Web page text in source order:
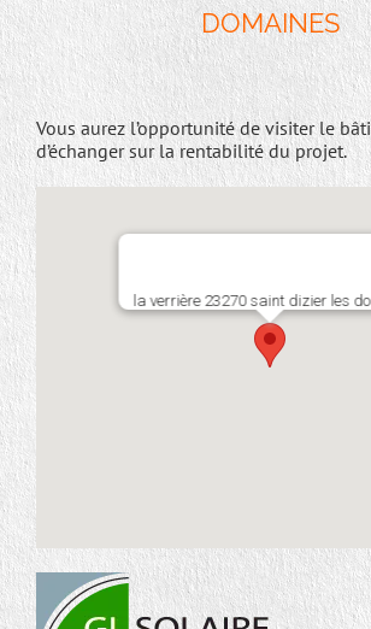
DOMAINES
Vous aurez l’opportunité de visiter le
d’échanger sur la rentabilité du projet.
la verrière 23270 saint dizier les